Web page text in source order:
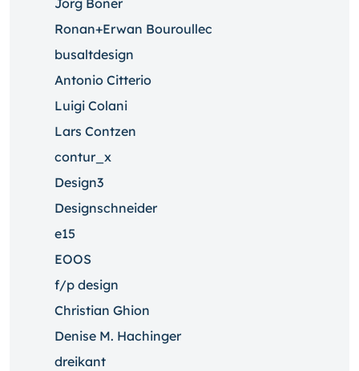
Jörg Boner
Ronan+Erwan Bouroullec
busaltdesign
Antonio Citterio
Luigi Colani
Lars Contzen
contur_x
Design3
Designschneider
e15
EOOS
f/p design
Christian Ghion
Denise M. Hachinger
dreikant